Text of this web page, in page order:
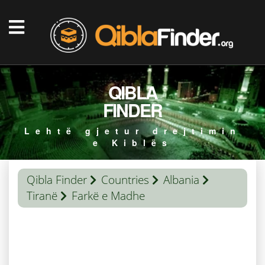
QIBLA
FINDER
Lehtë gjetur drejtimin
e Kiblës
Qibla Finder Countries
Albania
Tiranë
Farkë e Madhe